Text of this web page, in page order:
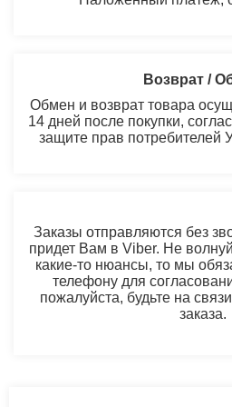
Возврат /
Обмен и возврат товара
14 дней после покупки,
защите прав потребителей
Заказы отправляются без
придет Вам в Viber. Не
какие-то нюансы, то мы
телефону для
пожалуйста, будьте на
заказа.